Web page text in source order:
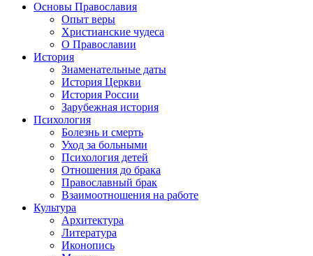
Основы Православия
Опыт веры
Христианские чудеса
О Православии
История
Знаменательные даты
История Церкви
История России
Зарубежная история
Психология
Болезнь и смерть
Уход за больными
Психология детей
Отношения до брака
Православный брак
Взаимоотношения на работе
Культура
Архитектура
Литература
Иконопись